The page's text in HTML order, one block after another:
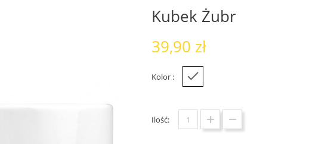
Kubek Żubr
39,90 zł
Kolor :
Ilość: